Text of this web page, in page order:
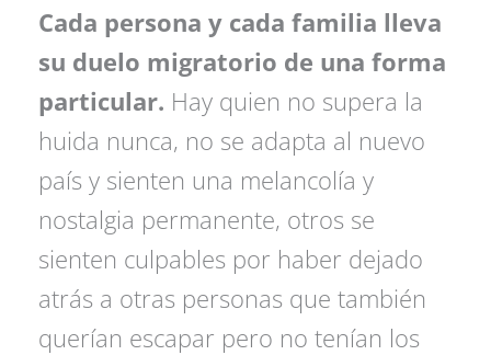
Cada persona y cada familia lleva
su duelo migratorio de una forma
particular. Hay quien no supera la
huida nunca, no se adapta al nuevo
país y sienten una melancolía y
nostalgia permanente, otros se
sienten culpables por haber dejado
atrás a otras personas que también
querían escapar pero no tenían los